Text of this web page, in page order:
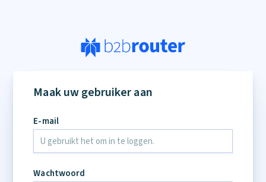
Maak uw gebruiker aan
E-mail
Wachtwoord